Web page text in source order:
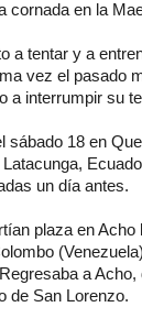
cornada en la
a tentar y a
vez el pasado
a interrumpir su
sábado 18 en
un día antes.
plaza en
a
de San Lorenzo.